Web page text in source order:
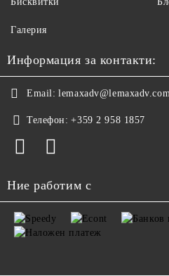
Галерия
Информация за контакти:
Email:
Телефон: +359 2 958 1857
Ние работим с